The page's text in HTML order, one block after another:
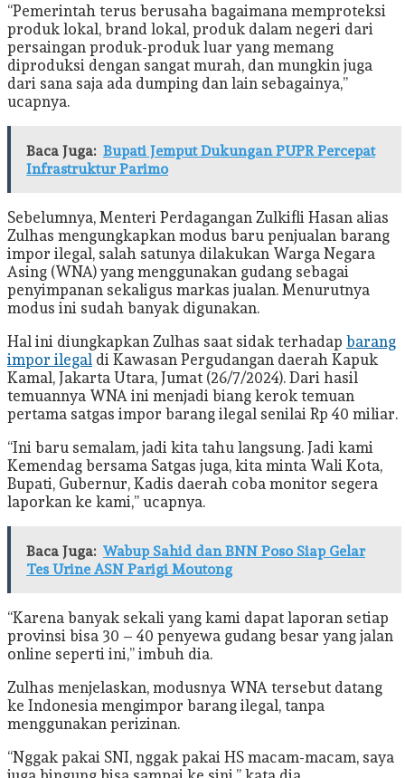
“Pemerintah terus berusaha bagaimana memproteksi
produk lokal, brand lokal, produk dalam negeri dari
persaingan produk-produk luar yang memang
diproduksi dengan sangat murah, dan mungkin juga
dari sana saja ada dumping dan lain sebagainya,”
ucapnya.
Baca Juga: Bupati Jemput Dukungan PUPR Percepat
Infrastruktur Parimo
Sebelumnya, Menteri Perdagangan Zulkifli Hasan alias
Zulhas mengungkapkan modus baru penjualan barang
impor ilegal, salah satunya dilakukan Warga Negara
Asing (WNA) yang menggunakan gudang sebagai
penyimpanan sekaligus markas jualan. Menurutnya
modus ini sudah banyak digunakan.
Hal ini diungkapkan Zulhas saat sidak terhadap barang
impor ilegal di Kawasan Pergudangan daerah Kapuk
Kamal, Jakarta Utara, Jumat (26/7/2024). Dari hasil
temuannya WNA ini menjadi biang kerok temuan
pertama satgas impor barang ilegal senilai Rp 40 miliar.
“Ini baru semalam, jadi kita tahu langsung. Jadi kami
Kemendag bersama Satgas juga, kita minta Wali Kota,
Bupati, Gubernur, Kadis daerah coba monitor segera
laporkan ke kami,” ucapnya.
Baca Juga: Wabup Sahid dan BNN Poso Siap Gelar
Tes Urine ASN Parigi Moutong
“Karena banyak sekali yang kami dapat laporan setiap
provinsi bisa 30 – 40 penyewa gudang besar yang jalan
online seperti ini,” imbuh dia.
Zulhas menjelaskan, modusnya WNA tersebut datang
ke Indonesia mengimpor barang ilegal, tanpa
menggunakan perizinan.
“Nggak pakai SNI, nggak pakai HS macam-macam, saya